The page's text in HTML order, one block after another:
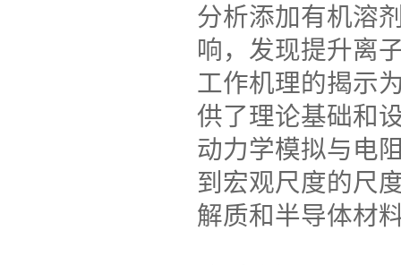
分析添加有机溶
响，发现提升离
工作机理的揭示
供了理论基础和
动力学模拟与电
到宏观尺度的尺
解质和半导体材